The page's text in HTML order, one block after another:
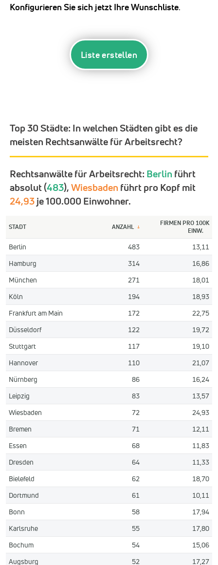
Konfigurieren Sie sich jetzt Ihre Wunschliste.
Liste erstellen
Top 30 Städte: In welchen Städten gibt es die
meisten Rechtsanwälte für Arbeitsrecht?
Rechtsanwälte für Arbeitsrecht: Berlin führt
absolut (483),Wiesbaden führt pro Kopf mit
24,93je 100.000 Einwohner.
STADT ANZAHL ↓
FIRMEN PRO 100K
EINW.
Berlin 483
13,11
Hamburg
314
16,86
München
271
18,01
Köln
194
18,93
Frankfurt am Main
172
22,75
Düsseldorf
122
19,72
Stuttgart
117
19,10
Hannover
110
21,07
Nürnberg
86
16,24
Leipzig
83
13,57
Wiesbaden
72
24,93
Bremen
71
12,11
Essen
68
11,83
Dresden
64
11,33
Bielefeld
62
18,70
Dortmund
61
10,11
Bonn
58
17,94
Karlsruhe
55
17,80
Bochum
54
15,06
Augsburg
52
17,27